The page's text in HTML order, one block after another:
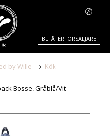
BLI ÅTERFÖRSÄLJARE
by Wille
Kök
Bosse, Gråblå/Vit